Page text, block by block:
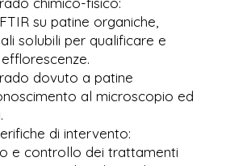
su patine organiche,
solubili per qualificare e
dovuto a patine
al microscopio ed
di intervento:
e controllo dei trattamenti